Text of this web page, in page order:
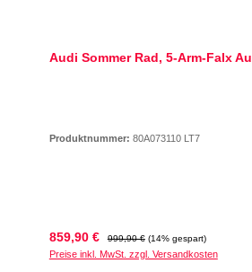
Audi Sommer Rad, 5-Arm-Falx
Produktnummer: 80A073110 LT7
Verkaufspreis:
859,90 € Regulärer Preis:
999,90 € (14% gespart)
Preise inkl. MwSt. zzgl. Versandkosten